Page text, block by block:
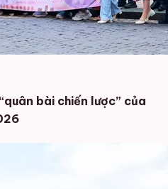
bài chiến lược” của